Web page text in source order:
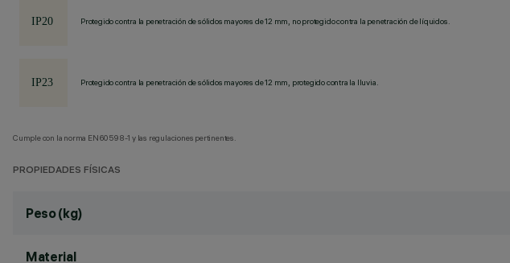
Protegido contra la penetración de sólidos mayores de 12 mm, no protegido contra la penetración de líquidos.
Protegido contra la penetración de sólidos mayores de 12 mm, protegido contra la lluvia.
Cumple con la norma EN60598-1 y las regulaciones pertinentes.
PROPIEDADES FÍSICAS
Peso (kg)
Material